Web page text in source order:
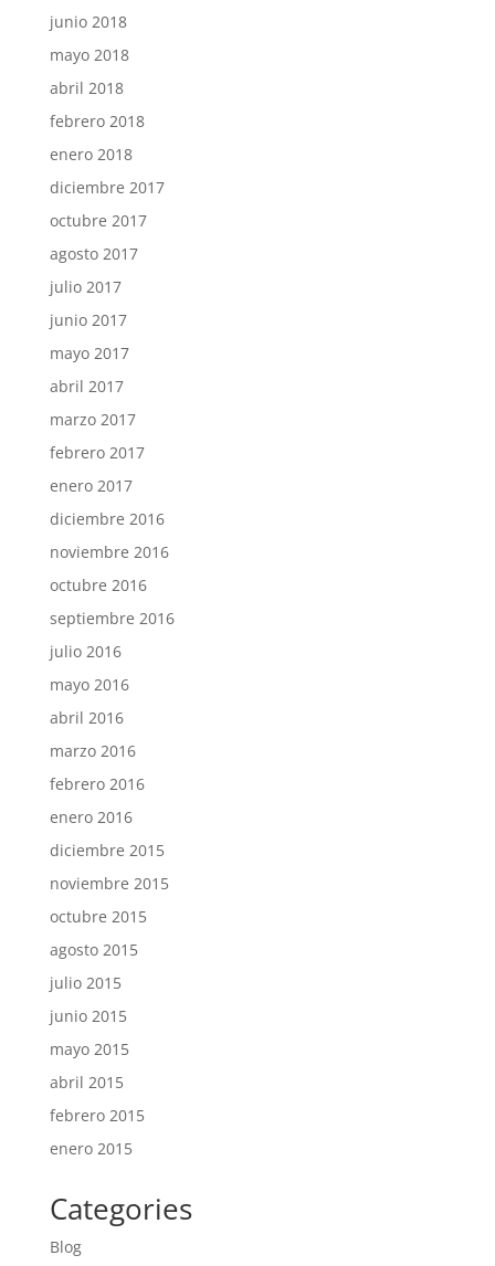
junio 2018
mayo 2018
abril 2018
febrero 2018
enero 2018
diciembre 2017
octubre 2017
agosto 2017
julio 2017
junio 2017
mayo 2017
abril 2017
marzo 2017
febrero 2017
enero 2017
diciembre 2016
noviembre 2016
octubre 2016
septiembre 2016
julio 2016
mayo 2016
abril 2016
marzo 2016
febrero 2016
enero 2016
diciembre 2015
noviembre 2015
octubre 2015
agosto 2015
julio 2015
junio 2015
mayo 2015
abril 2015
febrero 2015
enero 2015
Categories
Blog